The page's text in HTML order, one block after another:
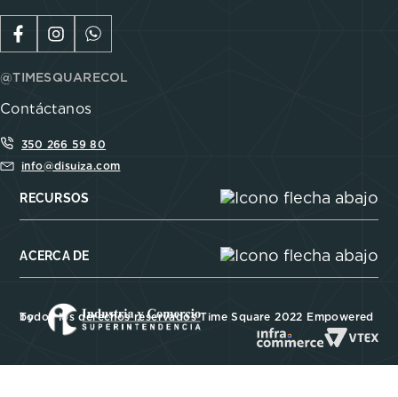
@TIMESQUARECOL
Contáctanos
350 266 59 80
info@disuiza.com
RECURSOS
ACERCA DE
Todos los derechos reservados Time Square 2022 Empowered by